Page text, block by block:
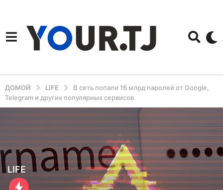
ДОМОЙ LIFE
В сеть попали 16 млрд паролей от Google,
Telegram и других популярных сервисов
1
г
LIFE